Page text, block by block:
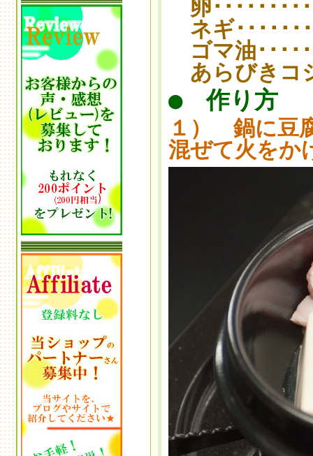
卵････････
ネギ･･････
ゴマ油･････
あらびきコ
● 作り方
１） 鍋に豆
混ぜて火をか